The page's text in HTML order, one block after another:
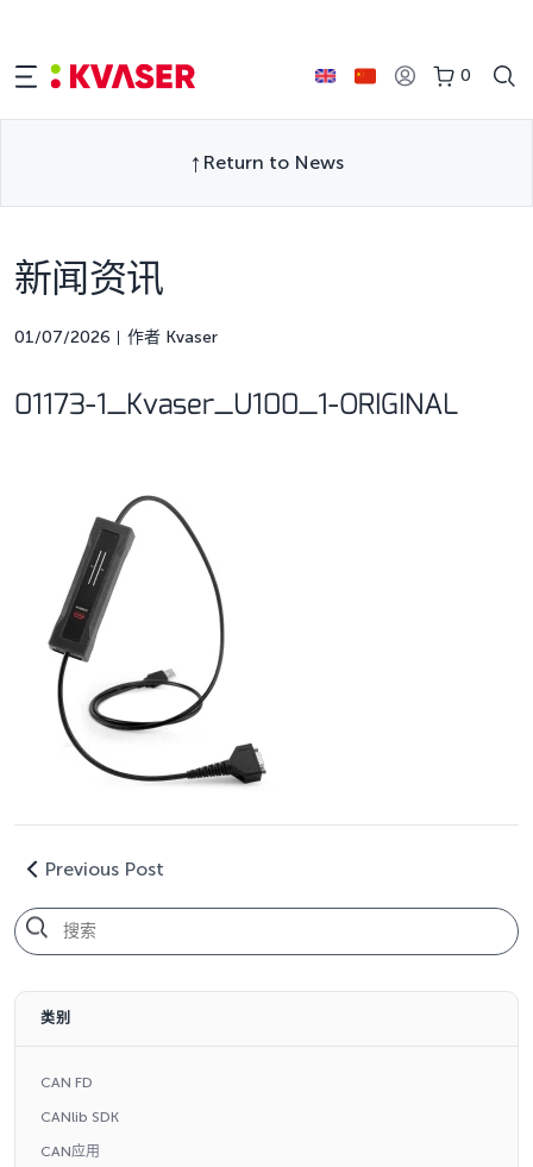
0
Return to News
新闻资讯
01/07/2026 作者 Kvaser
01173-1_Kvaser_U100_1-ORIGINAL
Previous Post
类别
CAN FD
CANlib SDK
CAN应用